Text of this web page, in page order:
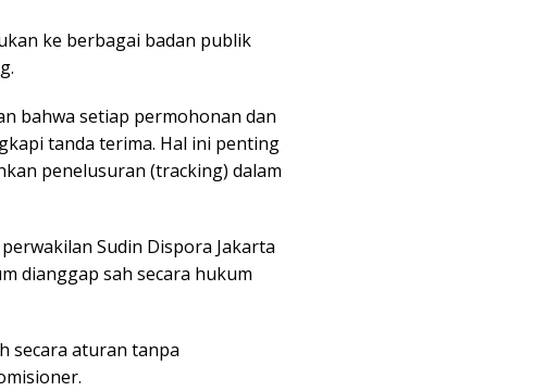
ke berbagai badan publik
bahwa setiap permohonan dan
tanda terima. Hal ini penting
penelusuran (tracking) dalam
Sudin Dispora Jakarta
dianggap sah secara hukum
secara aturan tanpa